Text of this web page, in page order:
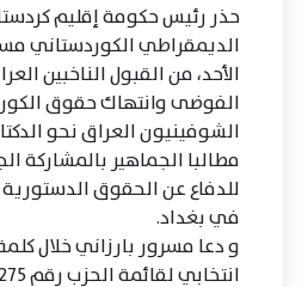
حذر رئيس حكومة إقليم
الديمقراطي الكوردستاني
الأحد، من القبول الناخبين
الفوضى وانتهاك حقوق
الشوفينيون العراق نحو
مطالبا الجماهير بالمشاركة
للدفاع عن الحقوق
في بغداد.
و دعا مسرور بارزاني خلال